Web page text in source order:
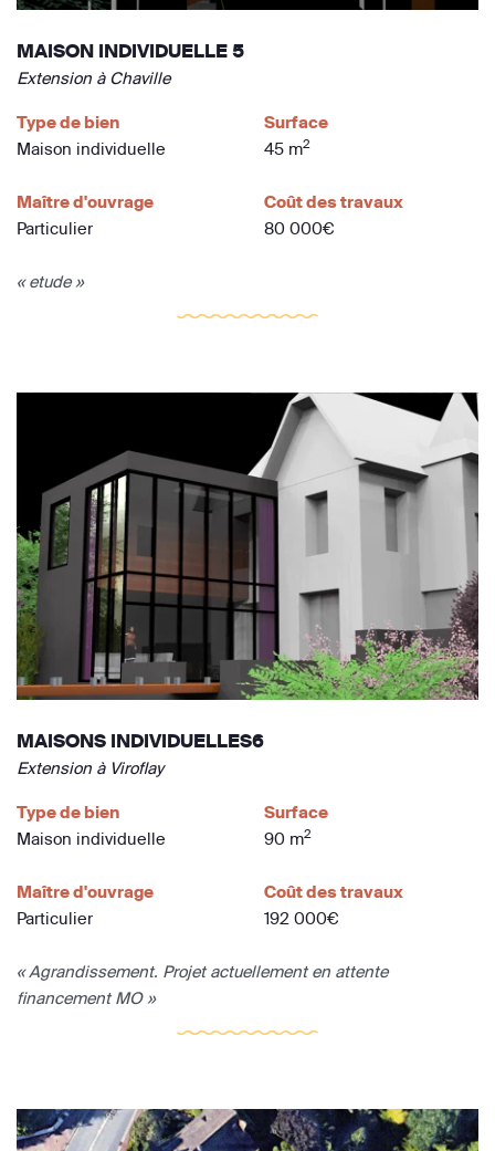
MAISON INDIVIDUELLE 5
Extension à Chaville
Type de bien
Maison individuelle
Surface
45 m2
Maître d'ouvrage
Particulier
Coût des travaux
80 000€
« etude »
MAISONS INDIVIDUELLES6
Extension à Viroflay
Type de bien
Maison individuelle
Surface
90 m2
Maître d'ouvrage
Particulier
Coût des travaux
192 000€
« Agrandissement. Projet actuellement en attente
financement MO »